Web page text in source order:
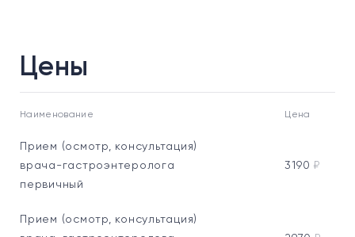
Цены
Наименование Цена
Прием (осмотр, консультация)
врача-гастроэнтеролога
первичный
3190 ₽
Прием (осмотр, консультация)